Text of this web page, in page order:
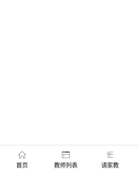
首页 教师列表 请家教